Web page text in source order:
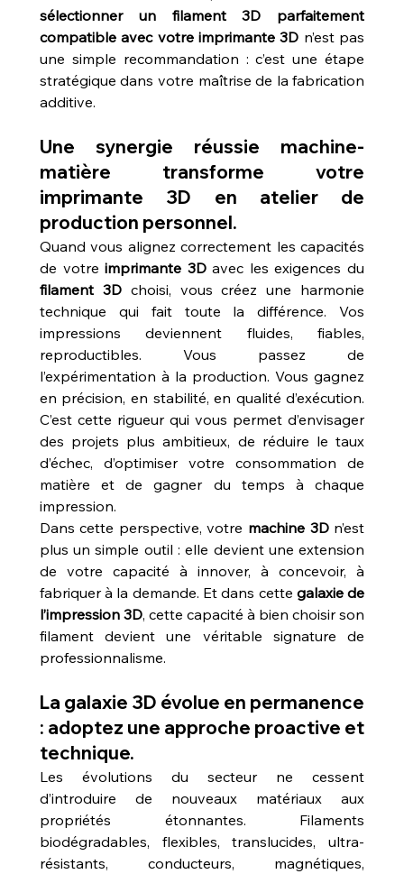
sélectionner un filament 3D parfaitement
compatible avec votre imprimante 3D n’est pas
une simple recommandation : c’est une étape
stratégique dans votre maîtrise de la fabrication
additive.
Une synergie réussie machine-
matière transforme votre
imprimante 3D en atelier de
production personnel.
Quand vous alignez correctement les capacités
de votre imprimante 3D
filament 3D choisi, vous créez une harmonie
technique qui fait toute la différence. Vos
impressions deviennent fluides, fiables,
reproductibles. Vous passez de
l’expérimentation à la production. Vous gagnez
en précision, en stabilité, en qualité d’exécution.
C’est cette rigueur qui vous permet d’envisager
des projets plus ambitieux, de réduire le taux
d’échec, d’optimiser votre consommation de
matière et de gagner du temps à chaque
impression.
Dans cette perspective, votre machine 3D n’est
plus un simple outil : elle devient une extension
de votre capacité à innover, à concevoir, à
fabriquer à la demande. Et dans cette galaxie de
l’impression 3D, cette capacité à bien choisir son
filament devient une véritable signature de
professionnalisme.
La galaxie 3D évolue en permanence
: adoptez une approche proactive et
technique.
Les évolutions du secteur ne cessent
d’introduire de nouveaux matériaux aux
propriétés étonnantes. Filaments
biodégradables, flexibles, translucides, ultra-
résistants, conducteurs, magnétiques,